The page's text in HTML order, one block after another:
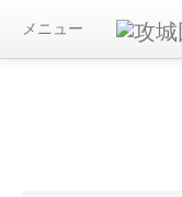
メニュー